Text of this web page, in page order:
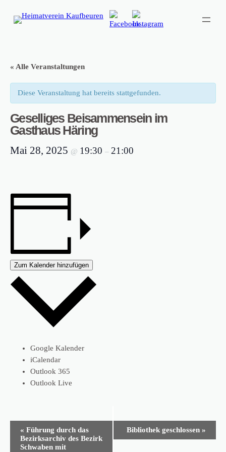
« Alle Veranstaltungen
Diese Veranstaltung hat bereits stattgefunden.
Geselliges Beisammensein im
Gasthaus Häring
Mai 28, 2025 @ 19:30 – 21:00
Zum Kalender hinzufügen
Google Kalender
iCalendar
Outlook 365
Outlook Live
Veranstaltung-
Navigation
« Führung durch das
Bezirksarchiv des Bezirk
Schwaben mit
Bibliothek geschlossen »